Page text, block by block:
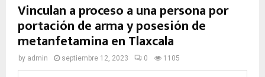
Vinculan a proceso a una persona por
portación de arma y posesión de
metanfetamina en Tlaxcala
by admin septiembre 12, 2023 0 1105